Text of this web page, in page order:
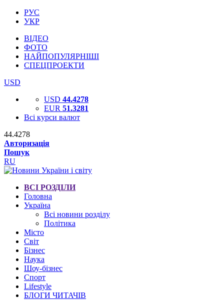
РУС
УКР
ВІДЕО
ФОТО
НАЙПОПУЛЯРНІШІ
СПЕЦПРОЕКТИ
USD
USD 44.4278
EUR 51.3281
Всі курси валют
44.4278
Авторизація
Пошук
RU
ВСІ РОЗДІЛИ
Головна
Україна
Всі новини розділу
Політика
Місто
Світ
Бізнес
Наука
Шоу-бізнес
Спорт
Lifestyle
БЛОГИ ЧИТАЧІВ